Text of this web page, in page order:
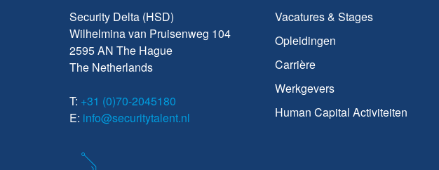
Security Delta (HSD)
Wilhelmina van Pruisenweg 104
2595 AN The Hague
The Netherlands
T: +31 (0)70-2045180
E: info@securitytalent.nl
Vacatures & Stages
Opleidingen
Carrière
Werkgevers
Human Capital Activiteiten